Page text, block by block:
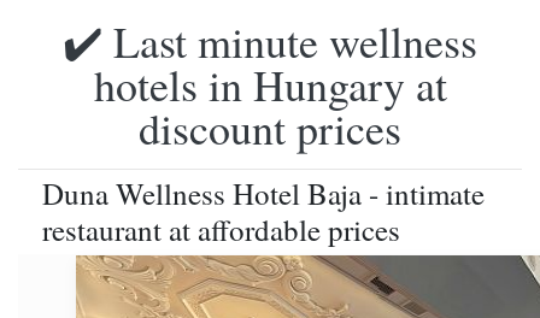
✔️ Last minute wellness
hotels in Hungary at
discount prices
Duna Wellness Hotel Baja - intimate
restaurant at affordable prices